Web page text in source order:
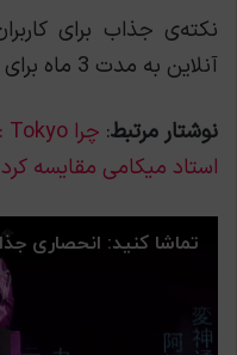
آنلاین به مدت 3 ماه برای آن‌ها می‌باشد.
نوشتار مرتبط:
استاد میکامی مقایسه کرد